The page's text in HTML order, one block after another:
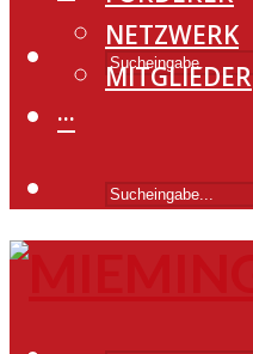
NETZWERK
MITGLIEDER
···